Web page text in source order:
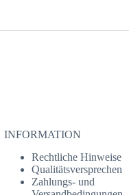
INFORMATION
Rechtliche Hinweise
Qualitätsversprechen
Zahlungs- und